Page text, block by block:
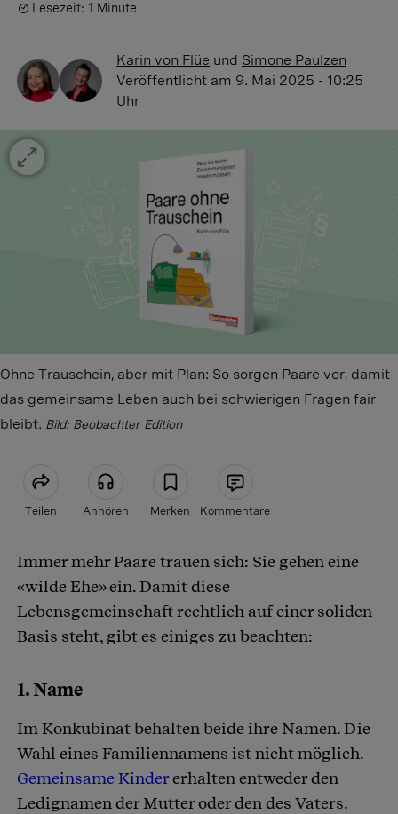
Lesezeit: 1 Minute
Karin von Flüe und Simone Paulzen
Veröffentlicht am 9. Mai 2025 - 10:25
Uhr
Ohne Trauschein, aber mit Plan: So sorgen Paare vor, damit
das gemeinsame Leben auch bei schwierigen Fragen fair
bleibt. Bild: Beobachter Edition
Teilen Anhören Merken Kommentare
Artikel teilen
Immer mehr Paare trauen sich: Sie gehen eine
«wilde Ehe» ein. Damit diese
Lebensgemeinschaft rechtlich auf einer soliden
Basis steht, gibt es einiges zu beachten:
1. Name
Im Konkubinat behalten beide ihre Namen. Die
Wahl eines Familiennamens ist nicht möglich.
Gemeinsame Kindererhalten entweder den
Ledignamen der Mutter oder den des Vaters.